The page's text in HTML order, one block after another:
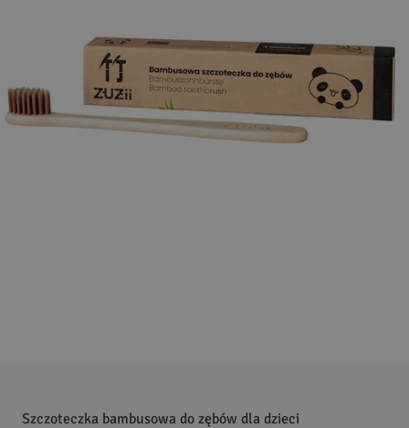
Szczoteczka bambusowa do zębów dla dzieci